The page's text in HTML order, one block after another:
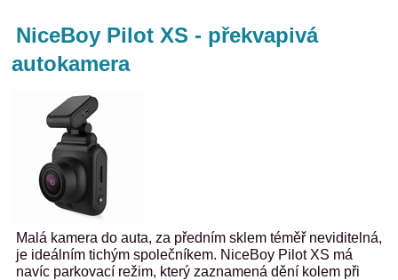
NiceBoy Pilot XS - překvapivá
autokamera
Malá kamera do auta, za předním sklem téměř neviditelná,
je ideálním tichým společníkem. NiceBoy Pilot XS má
navíc parkovací režim, který zaznamená dění kolem při